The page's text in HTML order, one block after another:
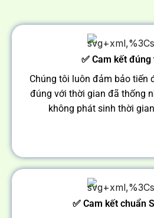
✅ Cam kết
Chúng tôi luôn đảm bảo tiến
đúng với thời gian đã thống
không phát sinh thời
✅ Cam kết chuẩn